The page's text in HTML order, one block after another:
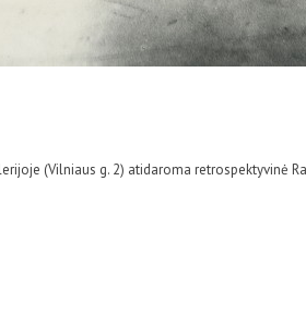
(Vilniaus g. 2) atidaroma retrospektyvinė